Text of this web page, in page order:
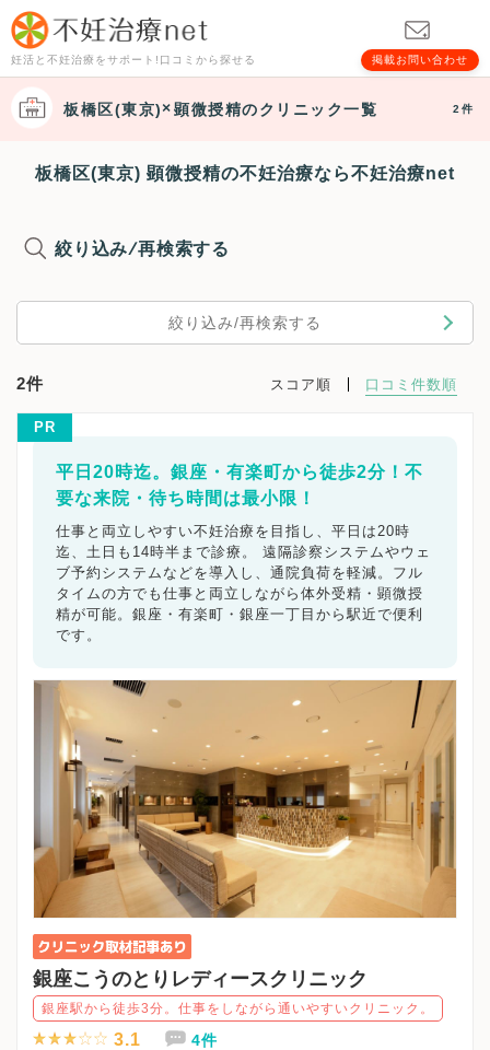
妊活と不妊治療をサポート!口コミから探せる 掲載お問い合わせ
板橋区(東京) 顕微授精のクリニック一覧 2件
板橋区(東京) 顕微授精の不妊治療なら不妊治療net
絞り込み/再検索する
絞り込み/再検索する
2件 スコア順 口コミ件数順
PR
平日20時迄。銀座・有楽町から徒歩2分！不
要な来院・待ち時間は最小限！
仕事と両立しやすい不妊治療を目指し、平日は20時
迄、土日も14時半まで診療。 遠隔診察システムやウェ
ブ予約システムなどを導入し、通院負荷を軽減。フル
タイムの方でも仕事と両立しながら体外受精・顕微授
精が可能。銀座・有楽町・銀座一丁目から駅近で便利
です。
銀座こうのとりレディースクリニック
銀座駅から徒歩3分。仕事をしながら通いやすいクリニック。
3.1 4件